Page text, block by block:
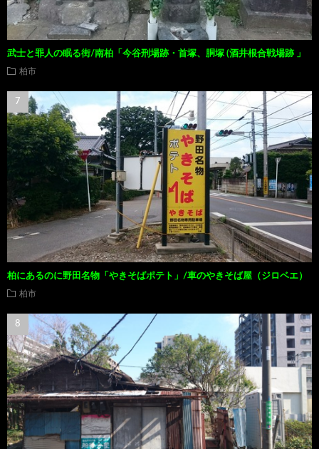
武士と罪人の眠る街/南柏「今谷刑場跡・首塚、胴塚 (酒井根合戦場跡 」
柏市
柏にあるのに野田名物「やきそばポテト」/車のやきそば屋（ジロベエ）
柏市